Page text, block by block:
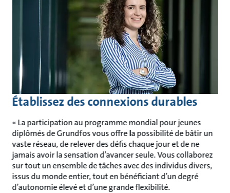
Établissez des connexions durables
« La participation au programme mondial pour jeunes
diplômés de Grundfos vous offre la possibilité de bâtir un
vaste réseau, de relever des défis chaque jour et de ne
jamais avoir la sensation d’avancer seule. Vous collaborez
sur tout un ensemble de tâches avec des individus divers,
issus du monde entier, tout en bénéficiant d’un degré
d’autonomie élevé et d’une grande flexibilité.